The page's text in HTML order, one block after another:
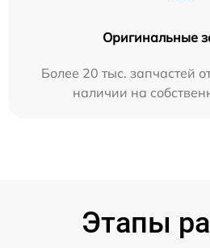
Оригинальные
Более 20 тыс. запчастей
наличии на
Этапы